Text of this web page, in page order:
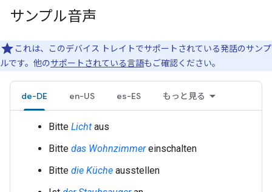
サンプル音声
これは、このデバイス トレイトでサポートされている発話のサンプ
ルです。他のサポートされている言語もご確認ください。
de-DE en-US es-ES もっと見る
Bitte Licht aus
Bitte das Wohnzimmer einschalten
Bitte die Küche ausstellen